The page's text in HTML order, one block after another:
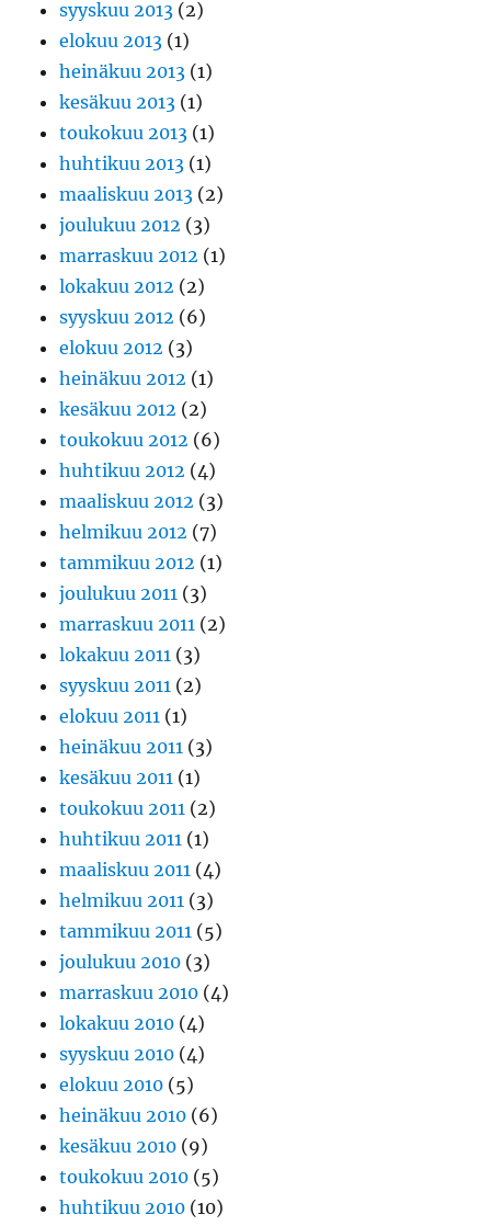
syyskuu 2013 (2)
elokuu 2013 (1)
heinäkuu 2013 (1)
kesäkuu 2013 (1)
toukokuu 2013 (1)
huhtikuu 2013 (1)
maaliskuu 2013 (2)
joulukuu 2012 (3)
marraskuu 2012 (1)
lokakuu 2012 (2)
syyskuu 2012 (6)
elokuu 2012 (3)
heinäkuu 2012 (1)
kesäkuu 2012 (2)
toukokuu 2012 (6)
huhtikuu 2012 (4)
maaliskuu 2012 (3)
helmikuu 2012 (7)
tammikuu 2012 (1)
joulukuu 2011 (3)
marraskuu 2011 (2)
lokakuu 2011 (3)
syyskuu 2011 (2)
elokuu 2011 (1)
heinäkuu 2011 (3)
kesäkuu 2011 (1)
toukokuu 2011 (2)
huhtikuu 2011 (1)
maaliskuu 2011 (4)
helmikuu 2011 (3)
tammikuu 2011 (5)
joulukuu 2010 (3)
marraskuu 2010 (4)
lokakuu 2010 (4)
syyskuu 2010 (4)
elokuu 2010 (5)
heinäkuu 2010 (6)
kesäkuu 2010 (9)
toukokuu 2010 (5)
huhtikuu 2010 (10)